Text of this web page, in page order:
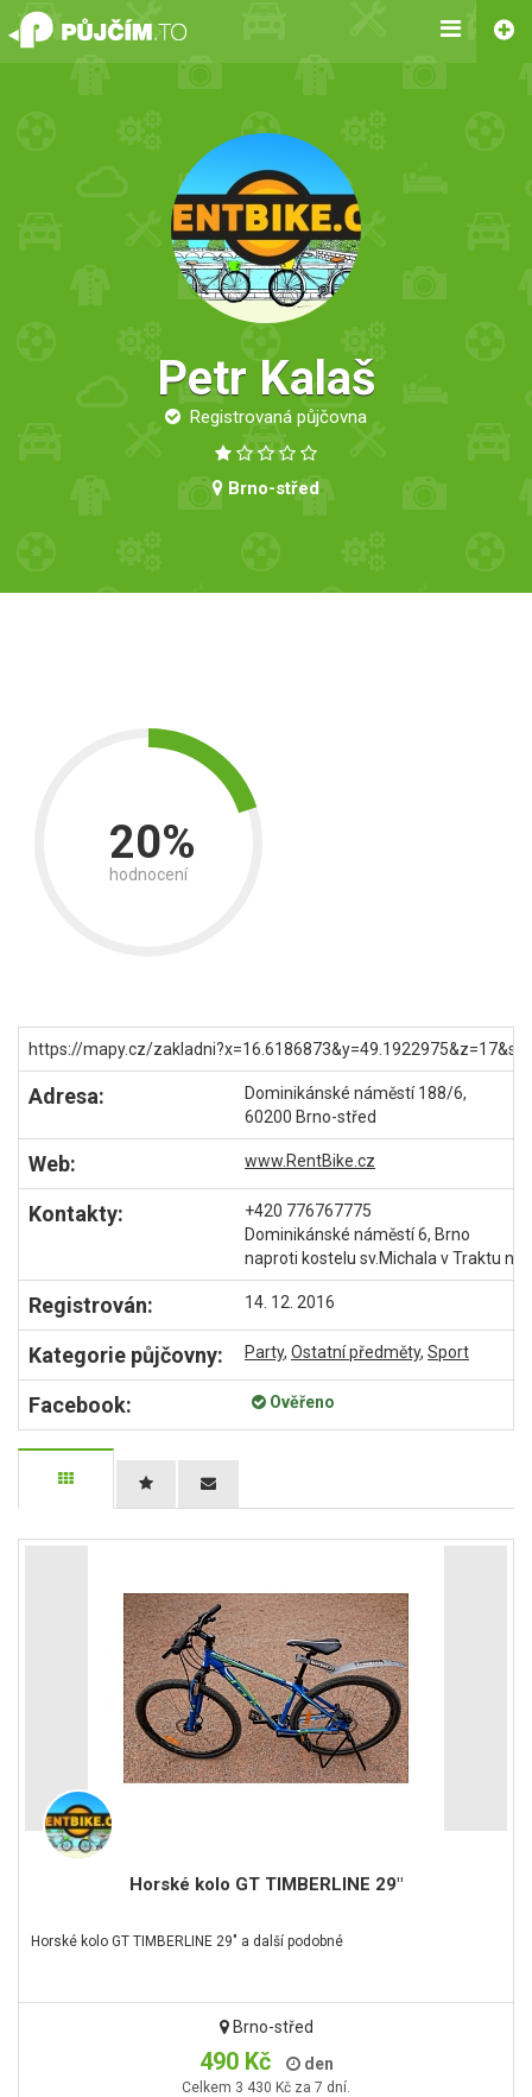
Petr Kalaš
Registrovaná půjčovna
Brno-střed
20%
hodnocení
https://mapy.cz/
Adresa:
Dominikánské náměstí 188/6,
60200 Brno-střed
Web: www.RentBike.cz
Kontakty:
+420 776767775
Dominikánské náměstí 6, Brno
naproti kostelu sv.Michala v Traktu na
Registrován: 14. 12. 2016
Kategorie půjčovny: Party, Ostatní předměty, Sport
Facebook: Ověřeno
Horské kolo GT TIMBERLINE 29"
Horské kolo GT TIMBERLINE 29" a další podobné
Brno-střed
490 Kč den
Celkem 3 430 Kč za 7 dní.